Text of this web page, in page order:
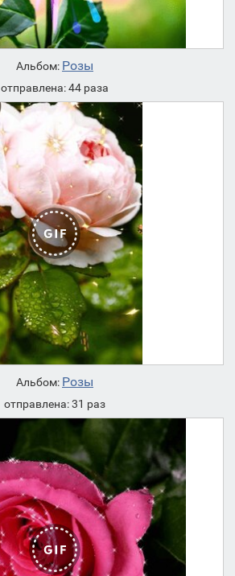
Альбом: Розы
отправлена: 44 раза
Альбом: Розы
отправлена: 31 раз